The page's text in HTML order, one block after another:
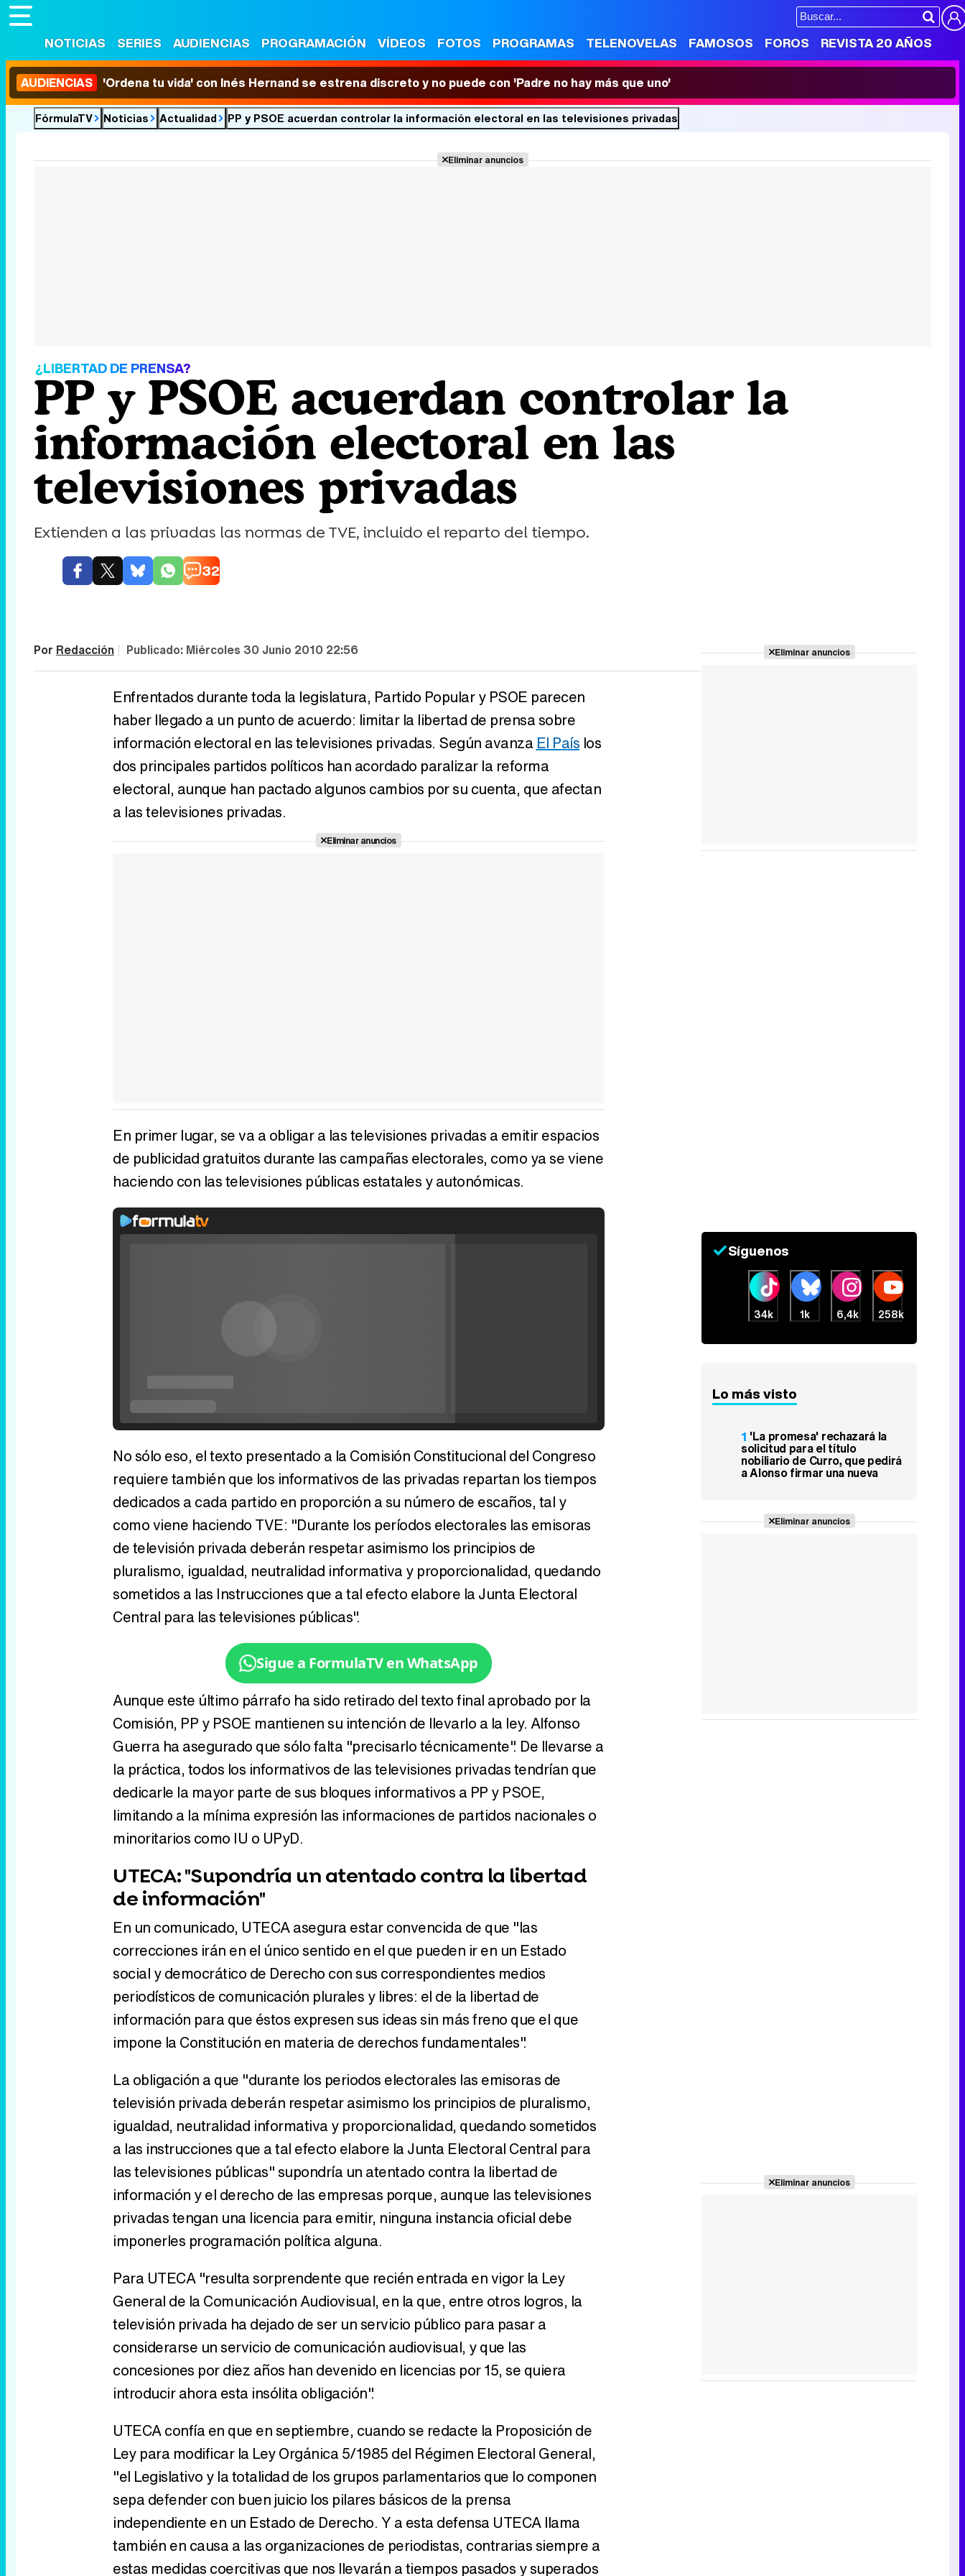
NOTICIAS SERIES AUDIENCIAS PROGRAMACIÓN VÍDEOS FOTOS PROGRAMAS TELENOVELAS FAMOSOS FOROS REVISTA 20 AÑOS
AUDIENCIAS 'Ordena tu vida' con Inés Hernand se estrena discreto y no puede con 'Padre no hay más que uno'
FórmulaTV Noticias Actualidad PP y PSOE acuerdan controlar la información electoral en las televisiones privadas
Eliminar anuncios
¿LIBERTAD DE PRENSA?
PP y PSOE acuerdan controlar la
información electoral en las
televisiones privadas
Extienden a las privadas las normas de TVE, incluido el reparto del tiempo.
32
Por Redacción | Publicado: Miércoles 30 Junio 2010 22:56
Enfrentados durante toda la legislatura, Partido Popular y PSOE parecen
haber llegado a un punto de acuerdo: limitar la libertad de prensa sobre
información electoral en las televisiones privadas. Según avanza El País los
dos principales partidos políticos han acordado paralizar la reforma
electoral, aunque han pactado algunos cambios por su cuenta, que afectan
a las televisiones privadas.
Eliminar anuncios
En primer lugar, se va a obligar a las televisiones privadas a emitir espacios
de publicidad gratuitos durante las campañas electorales, como ya se viene
haciendo con las televisiones públicas estatales y autonómicas.
No sólo eso, el texto presentado a la Comisión Constitucional del Congreso
requiere también que los informativos de las privadas repartan los tiempos
dedicados a cada partido en proporción a su número de escaños, tal y
como viene haciendo TVE: "Durante los períodos electorales las emisoras
de televisión privada deberán respetar asimismo los principios de
pluralismo, igualdad, neutralidad informativa y proporcionalidad, quedando
sometidos a las Instrucciones que a tal efecto elabore la Junta Electoral
Central para las televisiones públicas".
Sigue a FormulaTV en WhatsApp
Aunque este último párrafo ha sido retirado del texto final aprobado por la
Comisión, PP y PSOE mantienen su intención de llevarlo a la ley. Alfonso
Guerra ha asegurado que sólo falta "precisarlo técnicamente". De llevarse a
la práctica, todos los informativos de las televisiones privadas tendrían que
dedicarle la mayor parte de sus bloques informativos a PP y PSOE,
limitando a la mínima expresión las informaciones de partidos nacionales o
minoritarios como IU o UPyD.
UTECA: "Supondría un atentado contra la libertad
de información"
En un comunicado, UTECA asegura estar convencida de que "las
correcciones irán en el único sentido en el que pueden ir en un Estado
social y democrático de Derecho con sus correspondientes medios
periodísticos de comunicación plurales y libres: el de la libertad de
información para que éstos expresen sus ideas sin más freno que el que
impone la Constitución en materia de derechos fundamentales".
La obligación a que "durante los periodos electorales las emisoras de
televisión privada deberán respetar asimismo los principios de pluralismo,
igualdad, neutralidad informativa y proporcionalidad, quedando sometidos
a las instrucciones que a tal efecto elabore la Junta Electoral Central para
las televisiones públicas" supondría un atentado contra la libertad de
información y el derecho de las empresas porque, aunque las televisiones
privadas tengan una licencia para emitir, ninguna instancia oficial debe
imponerles programación política alguna.
Para UTECA "resulta sorprendente que recién entrada en vigor la Ley
General de la Comunicación Audiovisual, en la que, entre otros logros, la
televisión privada ha dejado de ser un servicio público para pasar a
considerarse un servicio de comunicación audiovisual, y que las
concesiones por diez años han devenido en licencias por 15, se quiera
introducir ahora esta insólita obligación".
UTECA confía en que en septiembre, cuando se redacte la Proposición de
Ley para modificar la Ley Orgánica 5/1985 del Régimen Electoral General,
"el Legislativo y la totalidad de los grupos parlamentarios que lo componen
sepa defender con buen juicio los pilares básicos de la prensa
independiente en un Estado de Derecho. Y a esta defensa UTECA llama
también en causa a las organizaciones de periodistas, contrarias siempre a
estas medidas coercitivas que nos llevarán a tiempos pasados y superados
Eliminar anuncios
Síguenos
34k 1k 6,4k 258k
Lo más visto
1 'La promesa' rechazará la
solicitud para el título
nobiliario de Curro, que pedirá
a Alonso firmar una nueva
Eliminar anuncios
Eliminar anuncios